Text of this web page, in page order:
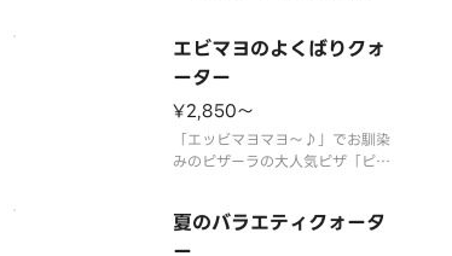
ックシュリンプ」クリーミーな北
海道産マスカルポーネを使用した
サラミ」定番の美味しさの「フレ
ッシュトマト＆バジル
エビマヨのよくばりクォ
ーター
¥2,850〜
「エッビマヨマヨ～♪」でお馴染
みのピザーラの大人気ピザ「ピザ
ラエビマヨ」、「ガーリックマス
ター」に、王道な「マルゲリー
夏のバラエティクォータ